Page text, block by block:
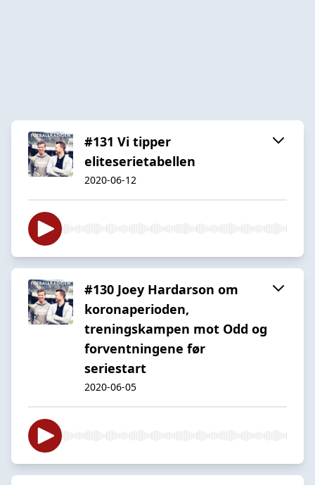
#131 Vi tipper
eliteserietabellen
2020-06-12
#130 Joey Hardarson om
koronaperioden,
treningskampen mot Odd og
forventningene før
seriestart
2020-06-05